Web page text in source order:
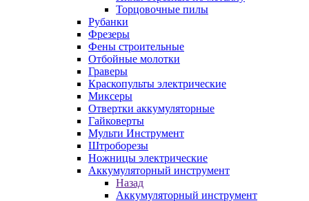
Торцовочные пилы
Рубанки
Фрезеры
Фены строительные
Отбойные молотки
Граверы
Краскопульты электрические
Миксеры
Отвертки аккумуляторные
Гайковерты
Мульти Инструмент
Штроборезы
Ножницы электрические
Аккумуляторный инструмент
Назад
Аккумуляторный инструмент